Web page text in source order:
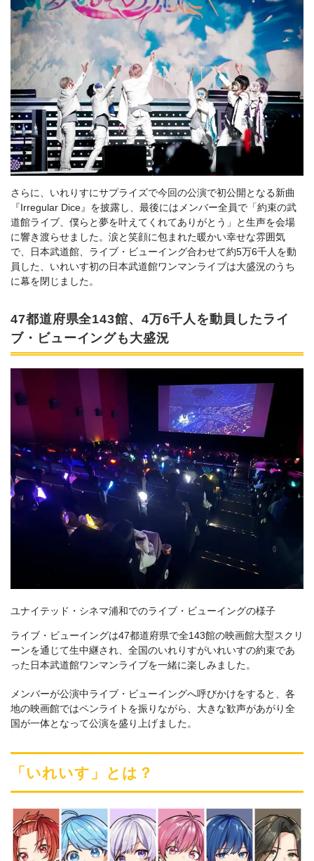
さらに、いれりすにサプライズで今回の公演で初公開となる新曲
『Irregular Dice』を披露し、最後にはメンバー全員で「約束の武
道館ライブ、僕らと夢を叶えてくれてありがとう」と生声を会場
に響き渡らせました。涙と笑顔に包まれた暖かい幸せな雰囲気
で、日本武道館、ライブ・ビューイング合わせて約5万6千人を動
員した、いれいす初の日本武道館ワンマンライブは大盛況のうち
に幕を閉じました。
47都道府県全143館、4万6千人を動員したライ
ブ・ビューイングも大盛況
ユナイテッド・シネマ浦和でのライブ・ビューイングの様子
ライブ・ビューイングは47都道府県で全143館の映画館大型スクリ
ーンを通じて生中継され、全国のいれりすがいれいすの約束であ
った日本武道館ワンマンライブを一緒に楽しみました。
メンバーが公演中ライブ・ビューイングへ呼びかけをすると、各
地の映画館ではペンライトを振りながら、大きな歓声があがり全
国が一体となって公演を盛り上げました。
「いれいす」とは？